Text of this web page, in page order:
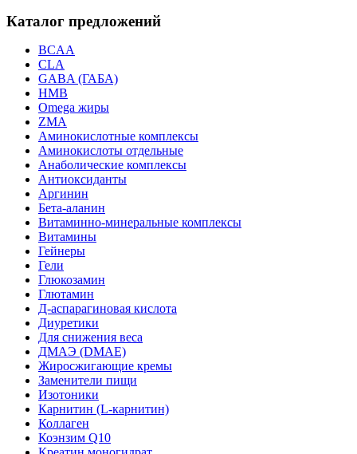
Каталог предложений
BCAA
CLA
GABA (ГАБА)
HMB
Omega жиры
ZMA
Аминокислотные комплексы
Аминокислоты отдельные
Анаболические комплексы
Антиоксиданты
Аргинин
Бета-аланин
Витаминно-минеральные комплексы
Витамины
Гейнеры
Гели
Глюкозамин
Глютамин
Д-аспарагиновая кислота
Диуретики
Для снижения веса
ДМАЭ (DMAE)
Жиросжигающие кремы
Заменители пищи
Изотоники
Карнитин (L-карнитин)
Коллаген
Коэнзим Q10